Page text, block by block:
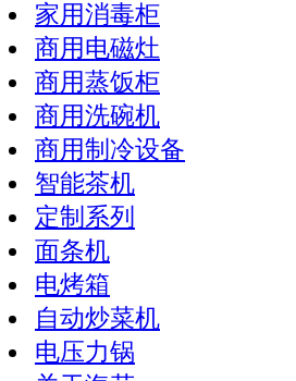
家用消毒柜
商用电磁灶
商用蒸饭柜
商用洗碗机
商用制冷设备
智能茶机
定制系列
面条机
电烤箱
自动炒菜机
电压力锅